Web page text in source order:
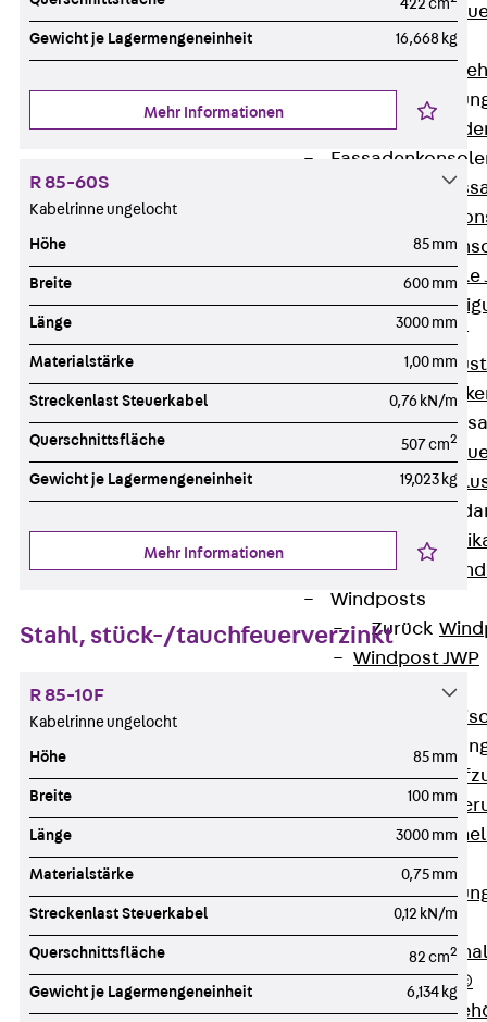
Zurück
GRIPRIP®
Zurück
Winkelkonsole
Brüstungsanker
Zurück
Zurück
Attika-
Zurück
Windposts
Zurück
Windpost JWP
Zurück
Schalung
Zurück
Schalrohre
Zurück
RAPIDOBAT®
Schalrohre
Gewicht je Lagermengeneinheit 16,668 kg
Mehr Informationen
R 85-60S
Kabelrinne ungelocht
Höhe 85 mm
Breite 600 mm
Länge 3000 mm
Materialstärke 1,00 mm
Streckenlast Steuerkabel 0,76 kN/m
Querschnittsfläche 507 cm2
Gewicht je Lagermengeneinheit 19,023 kg
Mehr Informationen
Stahl, stück-/tauchfeuerverzinkt
R 85-10F
Kabelrinne ungelocht
Höhe 85 mm
Breite 100 mm
Länge 3000 mm
Materialstärke 0,75 mm
Streckenlast Steuerkabel 0,12 kN/m
Querschnittsfläche 82 cm2
Gewicht je Lagermengeneinheit 6,134 kg